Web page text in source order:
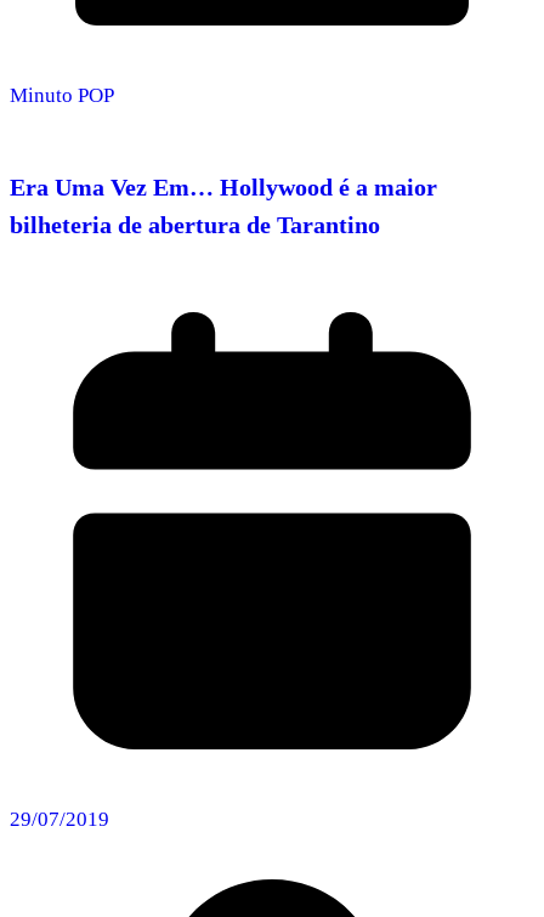
Minuto POP
Era Uma Vez Em… Hollywood é a maior
bilheteria de abertura de Tarantino
29/07/2019